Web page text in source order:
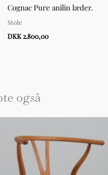
Cognac Pure anilin læder.
Stole
DKK 2.800,00
også